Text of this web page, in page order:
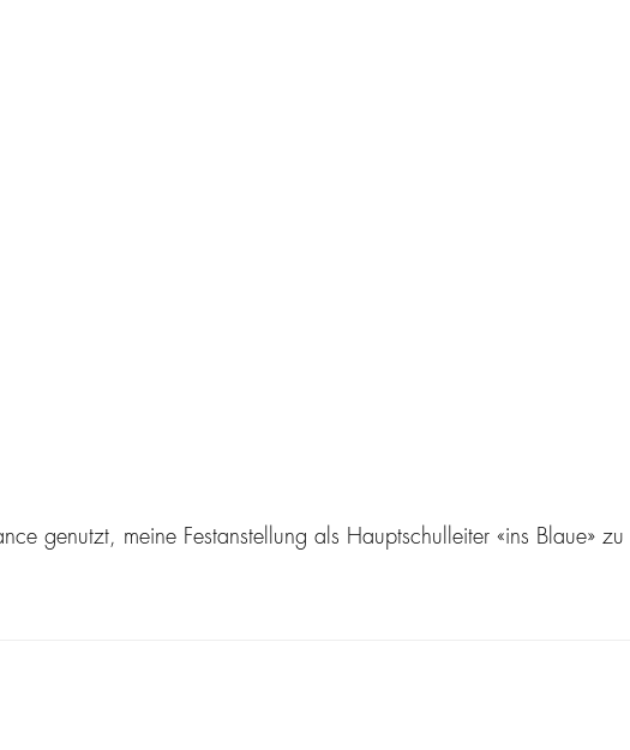
genutzt, meine Festanstellung als Hauptschulleiter «ins Blaue» zu